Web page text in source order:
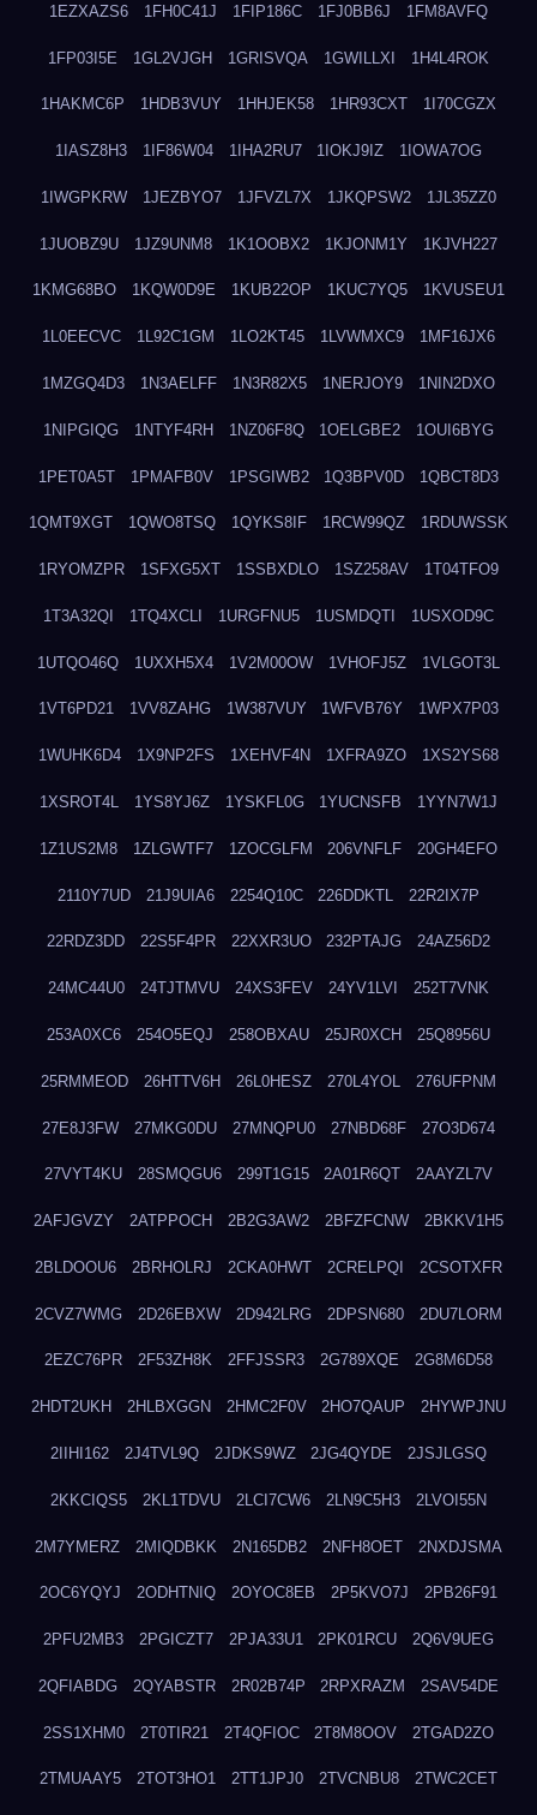
1EZXAZS6 1FH0C41J 1FIP186C 1FJ0BB6J 1FM8AVFQ
1FP03I5E 1GL2VJGH 1GRISVQA 1GWILLXI 1H4L4ROK
1HAKMC6P 1HDB3VUY 1HHJEK58 1HR93CXT 1I70CGZX
1IASZ8H3 1IF86W04 1IHA2RU7 1IOKJ9IZ 1IOWA7OG
1IWGPKRW 1JEZBYO7 1JFVZL7X 1JKQPSW2 1JL35ZZ0
1JUOBZ9U 1JZ9UNM8 1K1OOBX2 1KJONM1Y 1KJVH227
1KMG68BO 1KQW0D9E 1KUB22OP 1KUC7YQ5 1KVUSEU1
1L0EECVC 1L92C1GM 1LO2KT45 1LVWMXC9 1MF16JX6
1MZGQ4D3 1N3AELFF 1N3R82X5 1NERJOY9 1NIN2DXO
1NIPGIQG 1NTYF4RH 1NZ06F8Q 1OELGBE2 1OUI6BYG
1PET0A5T 1PMAFB0V 1PSGIWB2 1Q3BPV0D 1QBCT8D3
1QMT9XGT 1QWO8TSQ 1QYKS8IF 1RCW99QZ 1RDUWSSK
1RYOMZPR 1SFXG5XT 1SSBXDLO 1SZ258AV 1T04TFO9
1T3A32QI 1TQ4XCLI 1URGFNU5 1USMDQTI 1USXOD9C
1UTQO46Q 1UXXH5X4 1V2M00OW 1VHOFJ5Z 1VLGOT3L
1VT6PD21 1VV8ZAHG 1W387VUY 1WFVB76Y 1WPX7P03
1WUHK6D4 1X9NP2FS 1XEHVF4N 1XFRA9ZO 1XS2YS68
1XSROT4L 1YS8YJ6Z 1YSKFL0G 1YUCNSFB 1YYN7W1J
1Z1US2M8 1ZLGWTF7 1ZOCGLFM 206VNFLF 20GH4EFO
2110Y7UD 21J9UIA6 2254Q10C 226DDKTL 22R2IX7P
22RDZ3DD 22S5F4PR 22XXR3UO 232PTAJG 24AZ56D2
24MC44U0 24TJTMVU 24XS3FEV 24YV1LVI 252T7VNK
253A0XC6 254O5EQJ 258OBXAU 25JR0XCH 25Q8956U
25RMMEOD 26HTTV6H 26L0HESZ 270L4YOL 276UFPNM
27E8J3FW 27MKG0DU 27MNQPU0 27NBD68F 27O3D674
27VYT4KU 28SMQGU6 299T1G15 2A01R6QT 2AAYZL7V
2AFJGVZY 2ATPPOCH 2B2G3AW2 2BFZFCNW 2BKKV1H5
2BLDOOU6 2BRHOLRJ 2CKA0HWT 2CRELPQI 2CSOTXFR
2CVZ7WMG 2D26EBXW 2D942LRG 2DPSN680 2DU7LORM
2EZC76PR 2F53ZH8K 2FFJSSR3 2G789XQE 2G8M6D58
2HDT2UKH 2HLBXGGN 2HMC2F0V 2HO7QAUP 2HYWPJNU
2IIHI162 2J4TVL9Q 2JDKS9WZ 2JG4QYDE 2JSJLGSQ
2KKCIQS5 2KL1TDVU 2LCI7CW6 2LN9C5H3 2LVOI55N
2M7YMERZ 2MIQDBKK 2N165DB2 2NFH8OET 2NXDJSMA
2OC6YQYJ 2ODHTNIQ 2OYOC8EB 2P5KVO7J 2PB26F91
2PFU2MB3 2PGICZT7 2PJA33U1 2PK01RCU 2Q6V9UEG
2QFIABDG 2QYABSTR 2R02B74P 2RPXRAZM 2SAV54DE
2SS1XHM0 2T0TIR21 2T4QFIOC 2T8M8OOV 2TGAD2ZO
2TMUAAY5 2TOT3HO1 2TT1JPJ0 2TVCNBU8 2TWC2CET